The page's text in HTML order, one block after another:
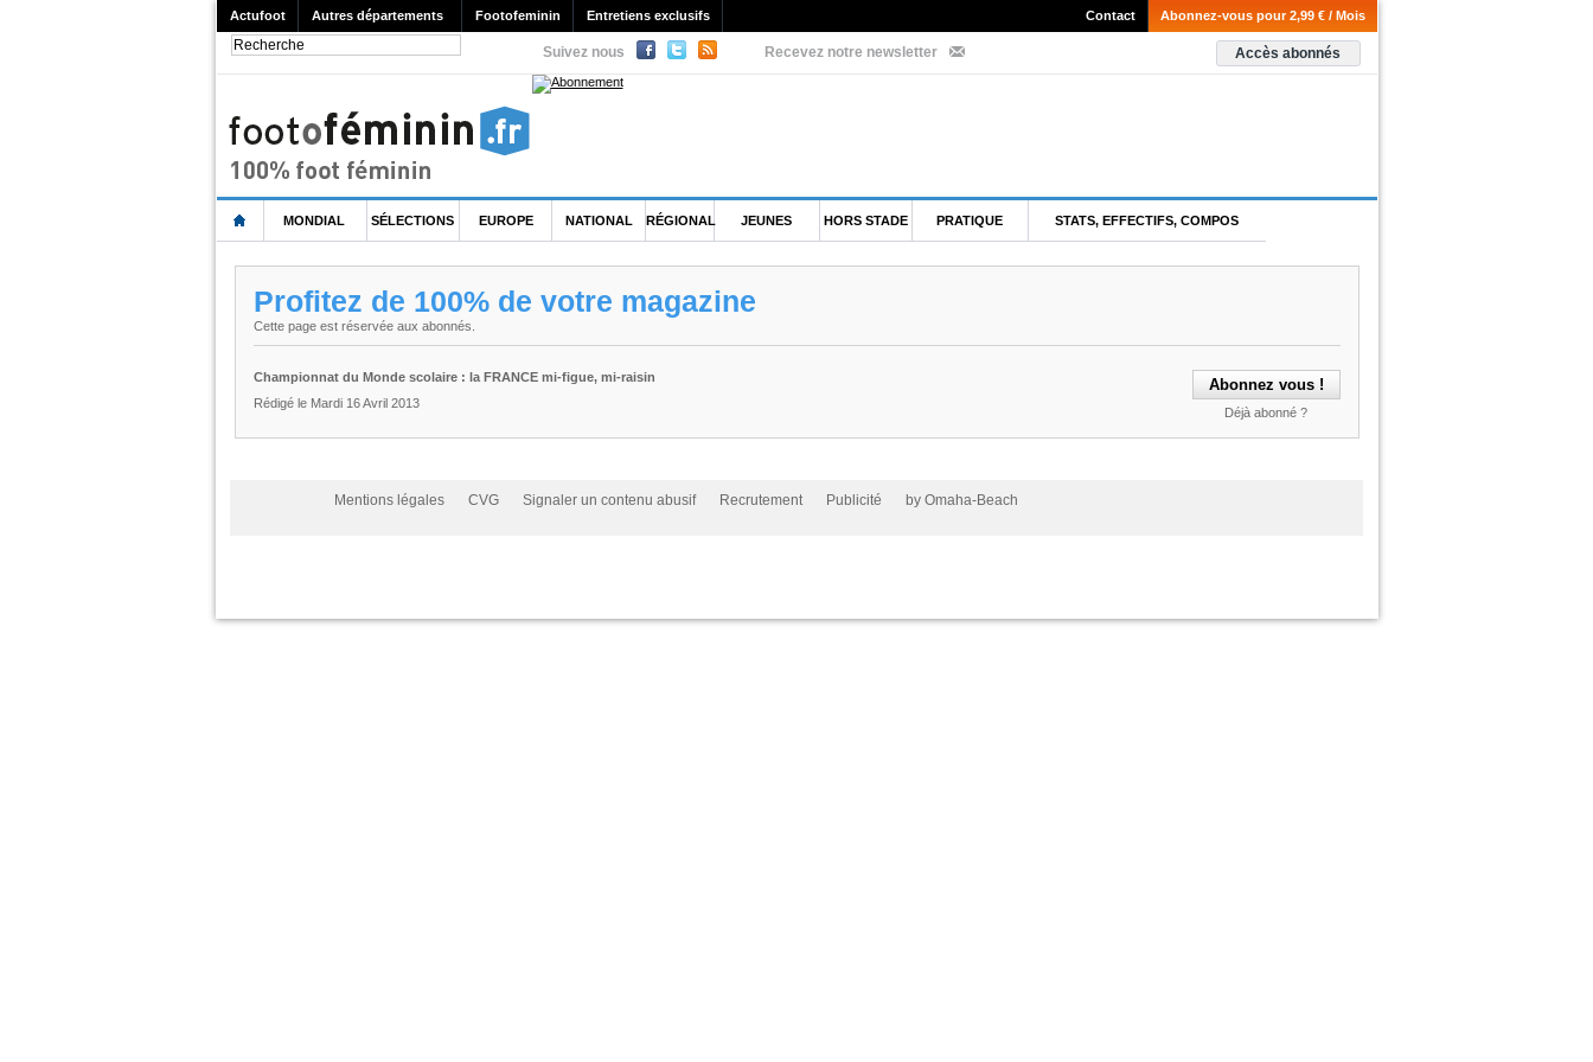
Actufoot Autres départements Footofeminin Entretiens exclusifs Abonnez-vous pour 2,99 € / Mois
Contact
Suivez nous Recevez notre newsletter Accès abonnés
MONDIAL SÉLECTIONS EUROPE NATIONAL RÉGIONAL JEUNES HORS STADE PRATIQUE STATS, EFFECTIFS, COMPOS
Profitez de 100% de votre magazine
Cette page est réservée aux abonnés.
Déjà abonné ?
Championnat du Monde scolaire : la FRANCE mi-figue, mi-raisin
Rédigé le Mardi 16 Avril 2013
Mentions légales CVG Signaler un contenu abusif Recrutement Publicité by Omaha-Beach